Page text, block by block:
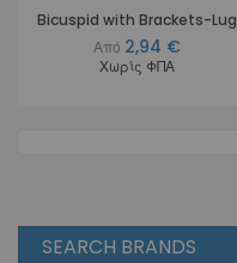
Bicuspid with Brackets-Lug
Από 2,94 €
Χωρίς ΦΠΑ
SEARCH BRANDS